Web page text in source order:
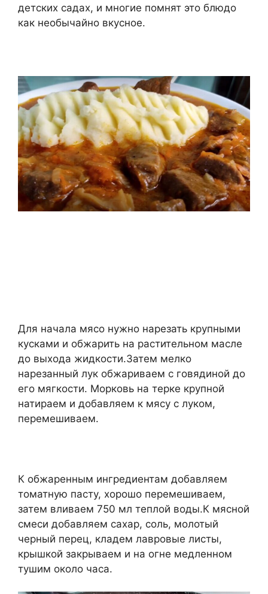
детских садах, и многие помнят это блюдо
как необычайно вкусное.
Для начала мясо нужно нарезать крупными
кусками и обжарить на растительном масле
до выхода жидкости.Затем мелко
нарезанный лук обжариваем с говядиной до
его мягкости. Морковь на терке крупной
натираем и добавляем к мясу с луком,
перемешиваем.
К обжаренным ингредиентам добавляем
томатную пасту, хорошо перемешиваем,
затем вливаем 750 мл теплой воды.К мясной
смеси добавляем сахар, соль, молотый
черный перец, кладем лавровые листы,
крышкой закрываем и на огне медленном
тушим около часа.